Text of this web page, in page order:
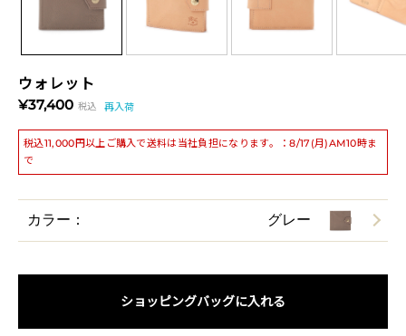
ウォレット
¥37,400 税込 再入荷
税込11,000円以上ご購入で送料は当社負担になります。：8/17(月)AM10時ま
で
カラー： グレー
ショッピングバッグに入れる